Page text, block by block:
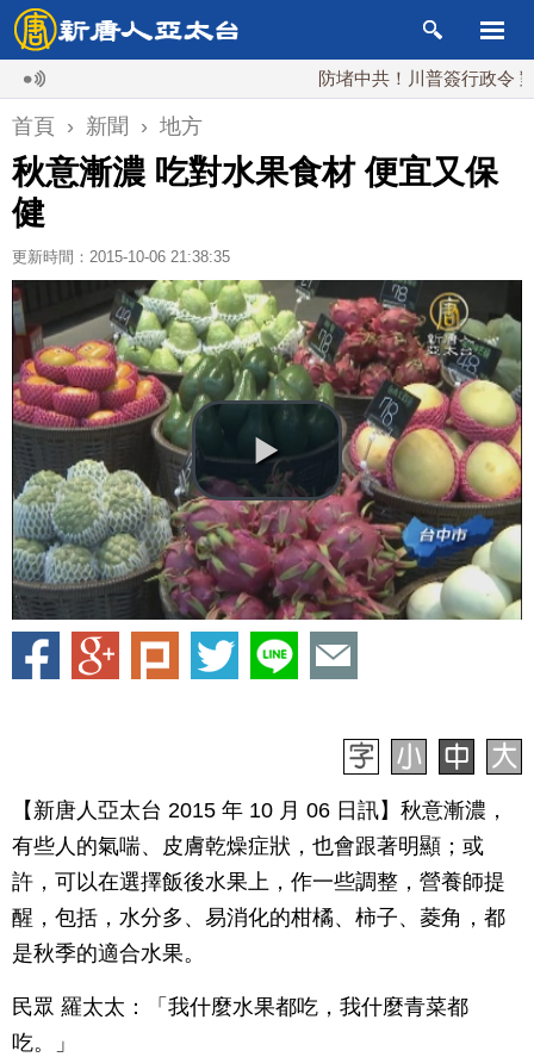
防堵中共！川普簽行政令 對多晶
首頁 › 新聞 › 地方
秋意漸濃 吃對水果食材 便宜又保
健
更新時間：2015-10-06 21:38:35
【新唐人亞太台 2015 年 10 月 06 日訊】秋意漸濃，
有些人的氣喘、皮膚乾燥症狀，也會跟著明顯；或
許，可以在選擇飯後水果上，作一些調整，營養師提
醒，包括，水分多、易消化的柑橘、柿子、菱角，都
是秋季的適合水果。
民眾 羅太太：「我什麼水果都吃，我什麼青菜都
吃。」